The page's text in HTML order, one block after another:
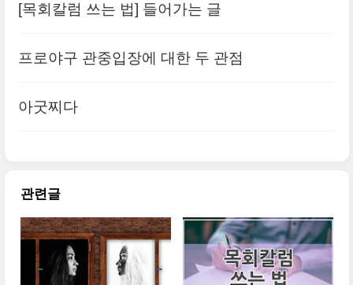
[목회칼럼 쓰는 법] 들어가는 글
프로야구 관중입장에 대한 두 관점
아굿찌다
관련글